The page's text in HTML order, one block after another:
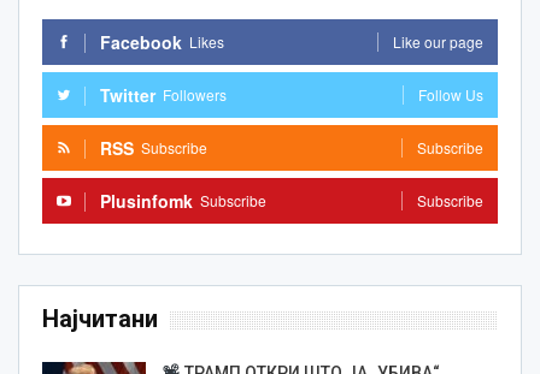
Facebook Likes Like our page
Twitter Followers Follow Us
RSS Subscribe Subscribe
Plusinfomk Subscribe Subscribe
Најчитани